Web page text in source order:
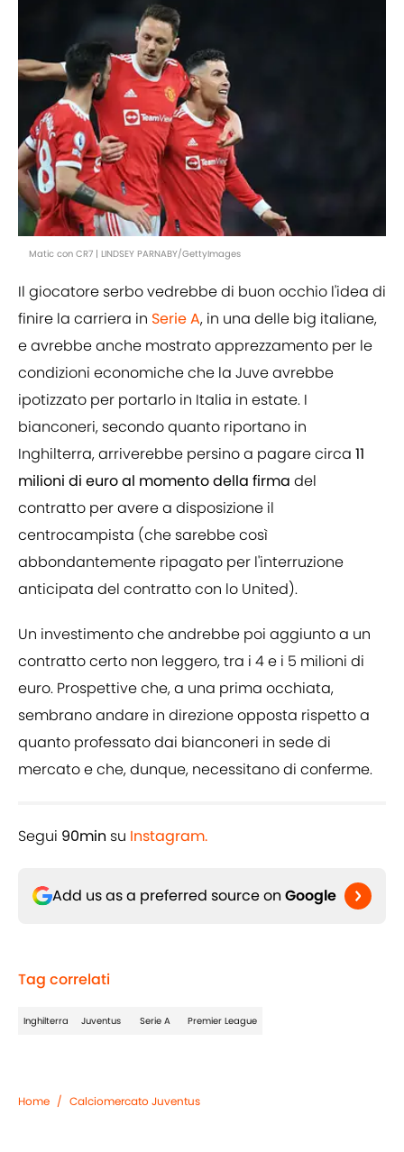
Matic con CR7 | LINDSEY PARNABY/GettyImages
Il giocatore serbo vedrebbe di buon occhio l'idea di
finire la carriera in Serie A, in una delle big italiane,
e avrebbe anche mostrato apprezzamento per le
condizioni economiche che la Juve avrebbe
ipotizzato per portarlo in Italia in estate. I
bianconeri, secondo quanto riportano in
Inghilterra, arriverebbe persino a pagare circa 11
milioni di euro al momento della firma del
contratto per avere a disposizione il
centrocampista (che sarebbe così
abbondantemente ripagato per l'interruzione
anticipata del contratto con lo United).
Un investimento che andrebbe poi aggiunto a un
contratto certo non leggero, tra i 4 e i 5 milioni di
euro. Prospettive che, a una prima occhiata,
sembrano andare in direzione opposta rispetto a
quanto professato dai bianconeri in sede di
mercato e che, dunque, necessitano di conferme.
Segui 90min su Instagram.
Add us as a preferred source on Google
Tag correlati
Inghilterra Juventus Serie A Premier League
Home / Calciomercato Juventus